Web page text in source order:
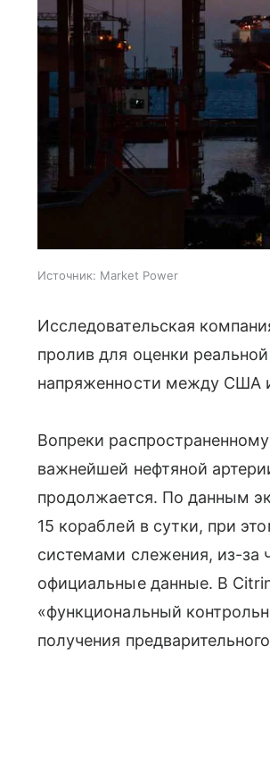
Источник: Market Power
Исследовательская
пролив для оценки
напряженности между США
Вопреки
важнейшей нефтяной
продолжается. По данным
15 кораблей в сутки, при
системами слежения, из-за
официальные данные. В
«функциональный
получения